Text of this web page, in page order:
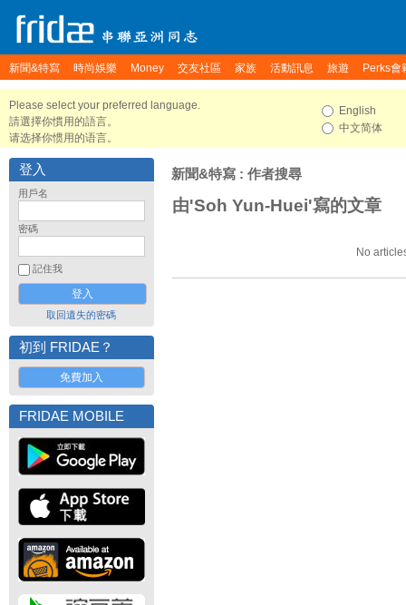
新聞&特寫 時尚娛樂 Money 交友社區 家族 活動訊息 旅遊 Perks會
Please select your preferred language.
請選擇你慣用的語言。
请选择你惯用的语言。
English
中文简体
登入
用戶名
密碼
記住我
取回遺失的密碼
初到 FRIDAE？
免費加入
FRIDAE MOBILE
新聞&特寫 : 作者搜尋
由'Soh Yun-Huei'寫的文章
No